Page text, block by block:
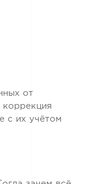
от
коррекция
с их учётом